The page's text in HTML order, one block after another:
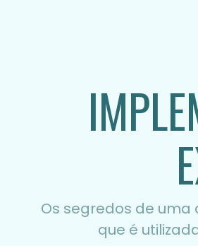
Os segredos de
que é